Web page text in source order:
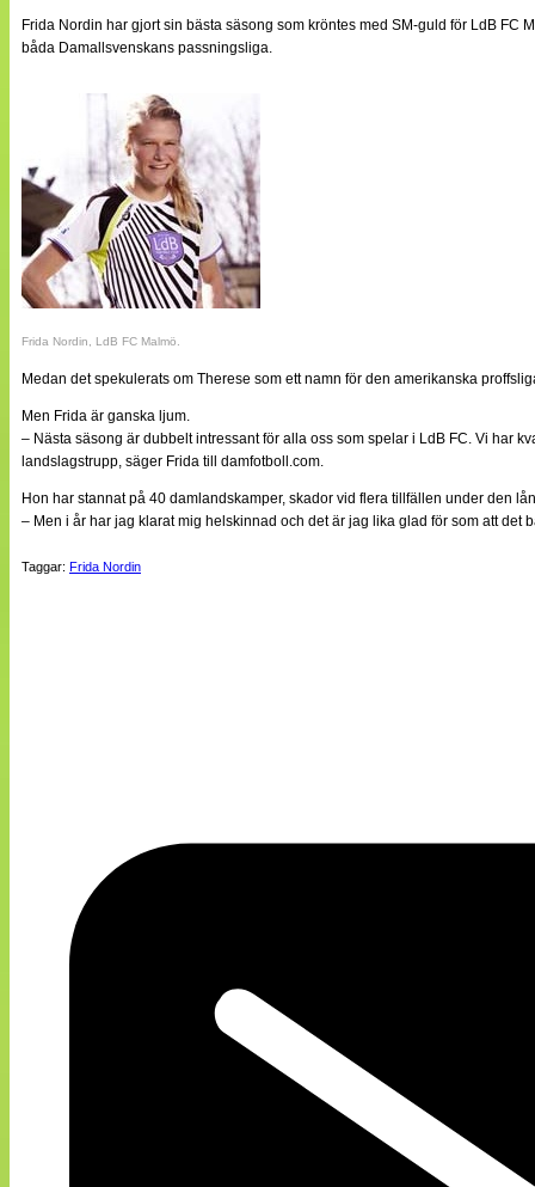
Bloggar
Lagen
Cuper
Medlemsbilder
Till klubbkassan
NÄTverket
Split vision
Om oss
Annonsera
Statistik
Tipsa Damfotboll
Frida Nordin har gjort sin bästa säsong som kröntes med SM-guld för LdB
båda Damallsvenskans passningsliga.
Frida Nordin, LdB FC Malmö.
Medan det spekulerats om Therese som ett namn för den amerikanska
Men Frida är ganska ljum.
– Nästa säsong är dubbelt intressant för alla oss som spelar i LdB FC. Vi har
landslagstrupp, säger Frida till damfotboll.com.
Hon har stannat på 40 damlandskamper, skador vid flera tillfällen under den
– Men i år har jag klarat mig helskinnad och det är jag lika glad för som att det
Taggar: Frida Nordin